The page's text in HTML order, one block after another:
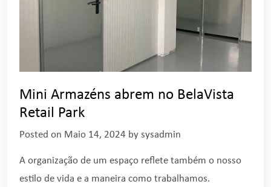
Mini Armazéns abrem no BelaVista
Retail Park
Posted on Maio 14, 2024 by sysadmin
A organização de um espaço reflete também o nosso
estilo de vida e a maneira como trabalhamos.